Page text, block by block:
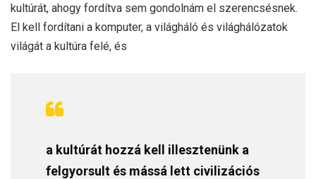
kultúrát, ahogy fordítva sem gondolnám el szerencsésnek.
El kell fordítani a komputer, a világháló és világhálózatok
világát a kultúra felé, és
a kultúrát hozzá kell illesztenünk a
felgyorsult és mássá lett civilizációs